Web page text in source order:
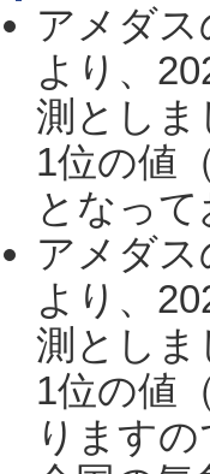
アメダ
より、
測としま
1位の値
となっ
アメダ
より、
測としま
1位の値
ります